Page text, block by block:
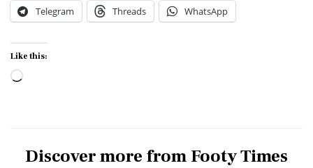
Telegram Threads WhatsApp
Like this:
Loading…
Discover more from Footy Times